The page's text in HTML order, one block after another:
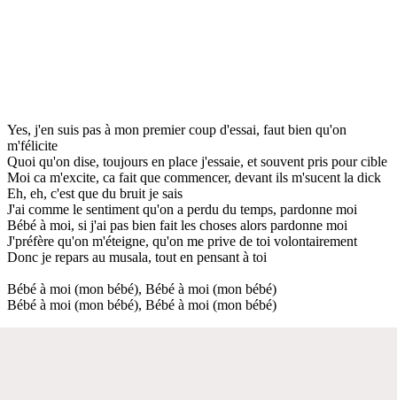
Yes, j'en suis pas à mon premier coup d'essai, faut bien qu'on
m'félicite
Quoi qu'on dise, toujours en place j'essaie, et souvent pris pour cible
Moi ca m'excite, ca fait que commencer, devant ils m'sucent la dick
Eh, eh, c'est que du bruit je sais
J'ai comme le sentiment qu'on a perdu du temps, pardonne moi
Bébé à moi, si j'ai pas bien fait les choses alors pardonne moi
J'préfère qu'on m'éteigne, qu'on me prive de toi volontairement
Donc je repars au musala, tout en pensant à toi
Bébé à moi (mon bébé), Bébé à moi (mon bébé)
Bébé à moi (mon bébé), Bébé à moi (mon bébé)